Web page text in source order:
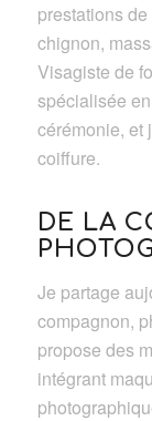
prestations
chignon,
Visagiste de
spécialisée
cérémonie, et
coiffure.
DE LA
Je partage
compagnon,
propose des
intégrant